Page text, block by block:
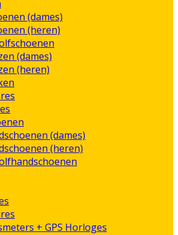
(dames)
(heren)
(dames)
(heren)
(dames)
(heren)
+ GPS Horloges